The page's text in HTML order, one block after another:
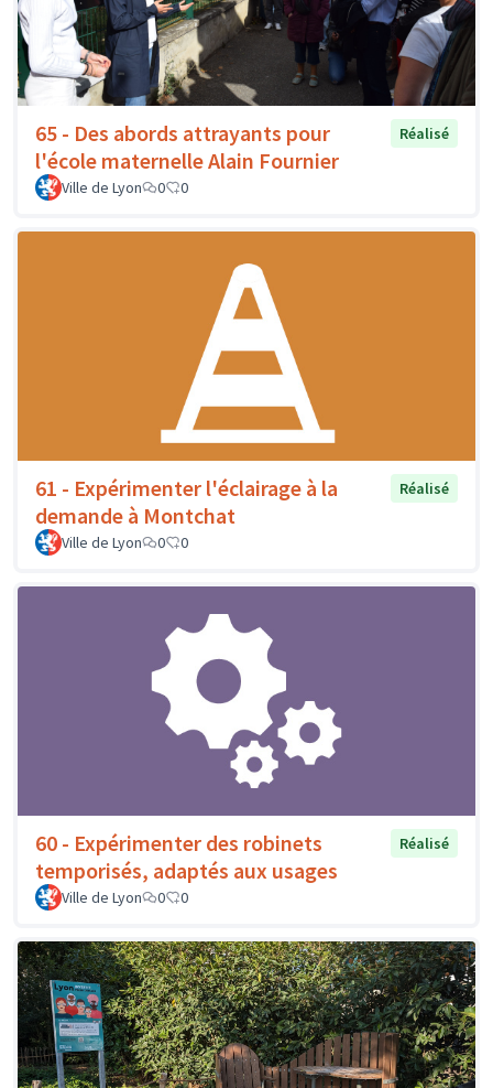
65 - Des abords attrayants pour
l'école maternelle Alain Fournier
Réalisé
Ville de Lyon 0 0
61 - Expérimenter l'éclairage à la
demande à Montchat
Réalisé
Ville de Lyon 0 0
60 - Expérimenter des robinets
temporisés, adaptés aux usages
Réalisé
Ville de Lyon 0 0